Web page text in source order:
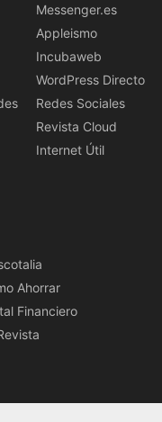
Messenger.es
Appleismo
Incubaweb
WordPress Directo
Redes Sociales
Revista Cloud
Internet Útil
Ahorrar
Financiero